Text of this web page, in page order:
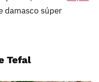
damasco súper
Tefal